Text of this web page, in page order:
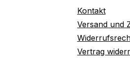
Kontakt
Versand und
Vertrag